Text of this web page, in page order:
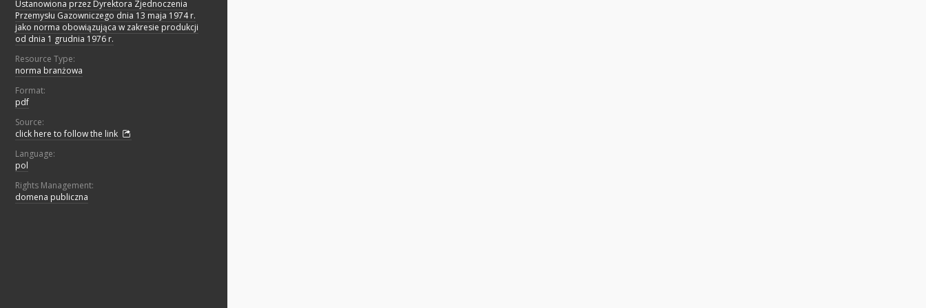
Ustanowiona przez Dyrektora Zjednoczenia
Przemysłu Gazowniczego dnia 13 maja 1974 r.
jako norma obowiązująca w zakresie produkcji
od dnia 1 grudnia 1976 r.
Resource Type:
norma branżowa
Format:
pdf
Source:
click here to follow the link
Language:
pol
Rights Management:
domena publiczna